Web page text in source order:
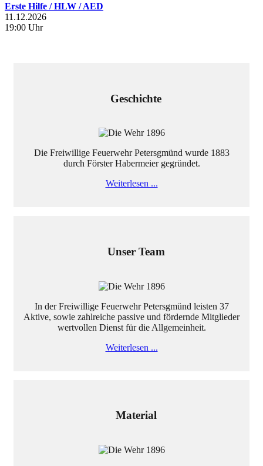
Erste Hilfe / HLW / AED
11.12.2026
19:00 Uhr
Geschichte
Die Freiwillige Feuerwehr Petersgmünd wurde 1883
durch Förster Habermeier gegründet.
Weiterlesen ...
Unser Team
In der Freiwillige Feuerwehr Petersgmünd leisten 37
Aktive, sowie zahlreiche passive und fördernde Mitglieder
wertvollen Dienst für die Allgemeinheit.
Weiterlesen ...
Material